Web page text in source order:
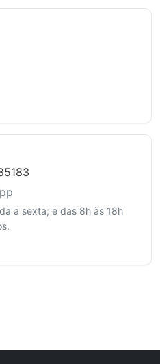
a sexta; e das 8h às 18h